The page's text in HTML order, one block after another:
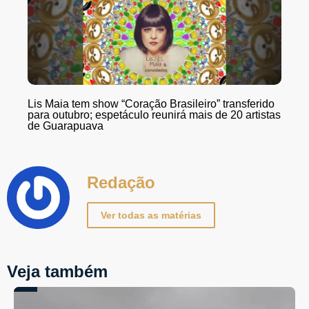
Lis Maia tem show “Coração Brasileiro” transferido
para outubro; espetáculo reunirá mais de 20 artistas
de Guarapuava
Redação
Ver todas as matérias
Veja também